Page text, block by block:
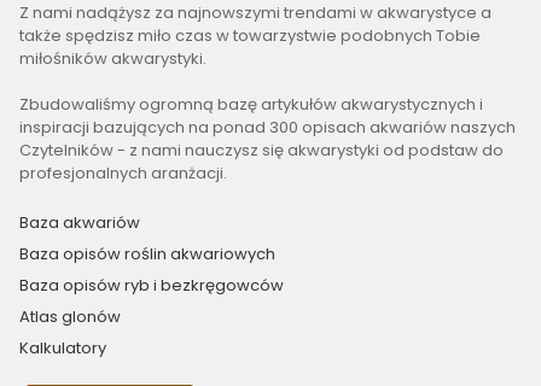
Z nami nadążysz za najnowszymi trendami w akwarystyce a
także spędzisz miło czas w towarzystwie podobnych Tobie
miłośników akwarystyki.
Zbudowaliśmy ogromną bazę artykułów akwarystycznych i
inspiracji bazujących na ponad 300 opisach akwariów naszych
Czytelników - z nami nauczysz się akwarystyki od podstaw do
profesjonalnych aranżacji.
Baza akwariów
Baza opisów roślin akwariowych
Baza opisów ryb i bezkręgowców
Atlas glonów
Kalkulatory